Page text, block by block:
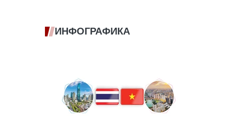
ИНФОГРАФИКА